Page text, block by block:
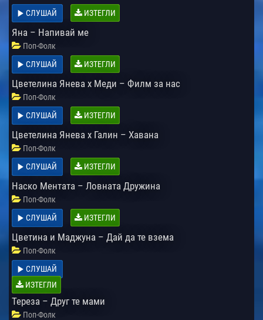
СЛУШАЙ
ИЗТЕГЛИ
Яна – Напивай ме
Поп-Фолк
СЛУШАЙ
ИЗТЕГЛИ
Цветелина Янева х Меди – Филм за нас
Поп-Фолк
СЛУШАЙ
ИЗТЕГЛИ
Цветелина Янева x Галин – Хавана
Поп-Фолк
СЛУШАЙ
ИЗТЕГЛИ
Наско Ментата – Ловната Дружина
Поп-Фолк
СЛУШАЙ
ИЗТЕГЛИ
Цветина и Маджуна – Дай да те взема
Поп-Фолк
СЛУШАЙ
ИЗТЕГЛИ
Тереза – Друг те мами
Поп-Фолк